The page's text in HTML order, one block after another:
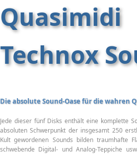
Quasimidi
Technox
Die absolute Sound-Oase für die wahren
Jede dieser fünf Disks enthält eine komplette
absoluten Schwerpunkt der insgesamt 250
Kult gewordenen Sounds bilden traumhafte
schwebende Digital- und Analog-Teppiche